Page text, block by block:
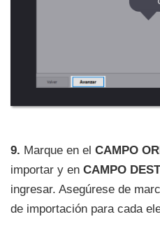
9. Marque en el CAMPO
importar y en CAMPO
ingresar. Asegúrese de
de importación para cada